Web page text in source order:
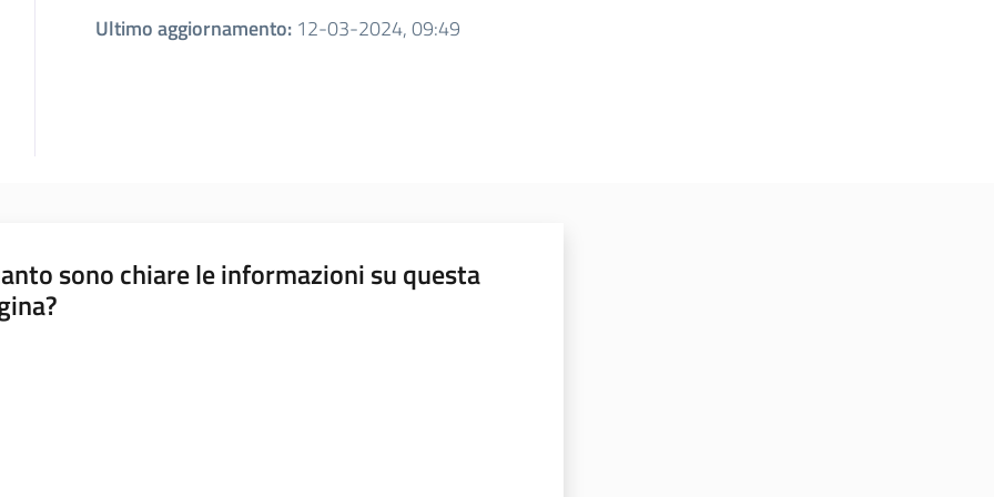
Ultimo aggiornamento: 12-03-2024, 09:49
sono chiare le informazioni su questa